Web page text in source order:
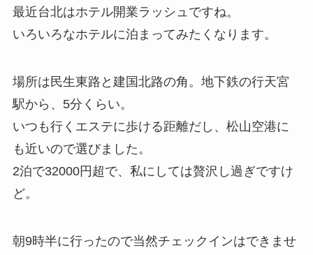
最近台北はホテル開業ラッシュですね。
いろいろなホテルに泊まってみたくなります。
場所は民生東路と建国北路の角。地下鉄の行天宮
駅から、5分くらい。
いつも行くエステに歩ける距離だし、松山空港に
も近いので選びました。
2泊で32000円超で、私にしては贅沢し過ぎですけ
ど。
朝9時半に行ったので当然チェックインはできませ